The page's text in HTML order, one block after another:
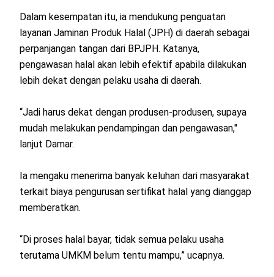
Dalam kesempatan itu, ia mendukung penguatan
layanan Jaminan Produk Halal (JPH) di daerah sebagai
perpanjangan tangan dari BPJPH. Katanya,
pengawasan halal akan lebih efektif apabila dilakukan
lebih dekat dengan pelaku usaha di daerah.
“Jadi harus dekat dengan produsen-produsen, supaya
mudah melakukan pendampingan dan pengawasan,"
lanjut Damar.
Ia mengaku menerima banyak keluhan dari masyarakat
terkait biaya pengurusan sertifikat halal yang dianggap
memberatkan.
“Di proses halal bayar, tidak semua pelaku usaha
terutama UMKM belum tentu mampu,” ucapnya.